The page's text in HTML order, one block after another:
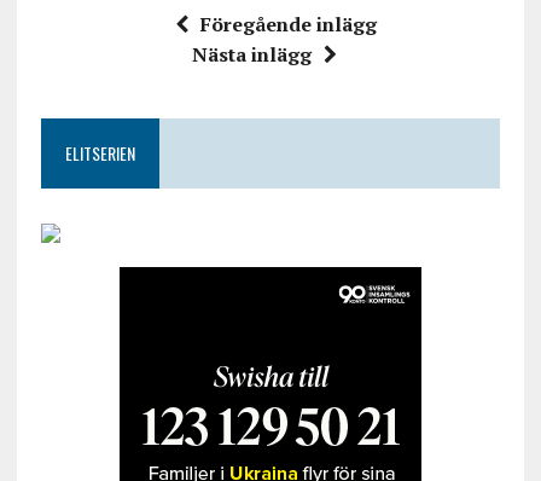
Föregående inlägg
Nästa inlägg
ELITSERIEN